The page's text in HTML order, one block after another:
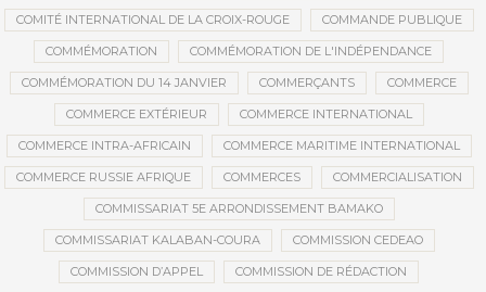
COMITÉ INTERNATIONAL DE LA CROIX-ROUGE COMMANDE PUBLIQUE
COMMÉMORATION COMMÉMORATION DE L'INDÉPENDANCE
COMMÉMORATION DU 14 JANVIER COMMERÇANTS COMMERCE
COMMERCE EXTÉRIEUR COMMERCE INTERNATIONAL
COMMERCE INTRA-AFRICAIN COMMERCE MARITIME INTERNATIONAL
COMMERCE RUSSIE AFRIQUE COMMERCES COMMERCIALISATION
COMMISSARIAT 5E ARRONDISSEMENT BAMAKO
COMMISSARIAT KALABAN-COURA COMMISSION CEDEAO
COMMISSION D’APPEL COMMISSION DE RÉDACTION